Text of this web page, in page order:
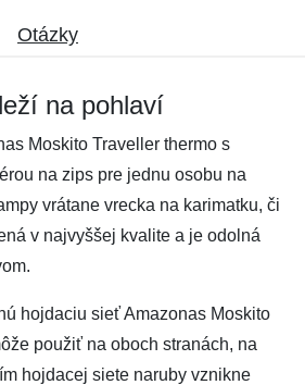
Otázky
na pohlaví
Moskito Traveller thermo s
na zips pre jednu osobu na
vrátane vrecka na karimatku, či
v najvyššej kvalite a je odolná
hojdaciu sieť Amazonas Moskito
použiť na oboch stranách, na
hojdacej siete naruby vznikne